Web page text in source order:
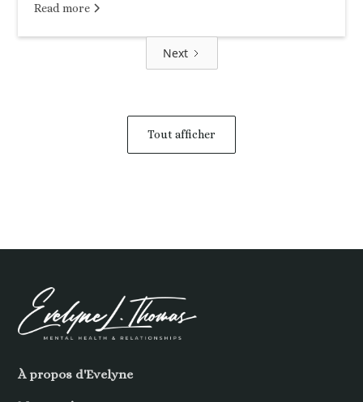
Read more
Next
Tout afficher
À propos d'Evelyne